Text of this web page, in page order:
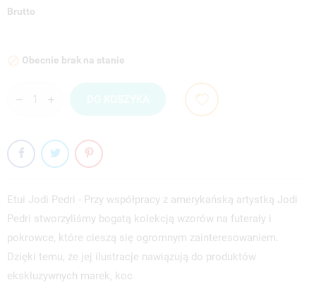
Brutto
 Obecnie brak na stanie
Etui Jodi Pedri - Przy współpracy z amerykańską artystką Jodi
Pedri stworzyliśmy bogatą kolekcją wzorów na futerały i
pokrowce, które cieszą się ogromnym zainteresowaniem.
Dzięki temu, że jej ilustracje nawiązują do produktów
ekskluzywnych marek, koc